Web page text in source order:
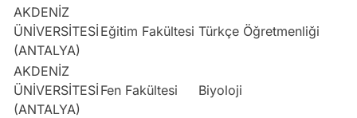
AKDENİZ
ÜNİVERSİTESİ
(ANTALYA)
Eğitim Fakültesi Türkçe Öğretmenliği
AKDENİZ
ÜNİVERSİTESİ
(ANTALYA)
Fen Fakültesi Biyoloji